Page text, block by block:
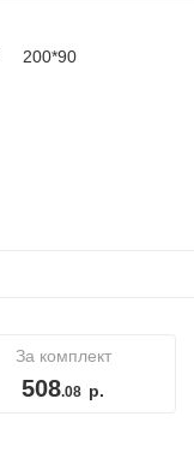
200*90
За комплект
508.08 р.